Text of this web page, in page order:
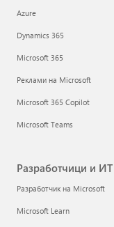
Azure
Dynamics 365
Microsoft 365
Реклами на Microsoft
Microsoft 365 Copilot
Microsoft Teams
Разработчици и ИТ
Разработчик на Microsoft
Microsoft Learn